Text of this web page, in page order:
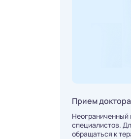
Прием
Неограниченный
специалистов.
обращаться к